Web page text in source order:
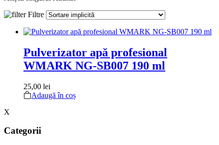
Filtre
Pulverizator apă profesional
WMARK NG-SB007 190 ml
25,00 lei
Adaugă în coș
X
Categorii